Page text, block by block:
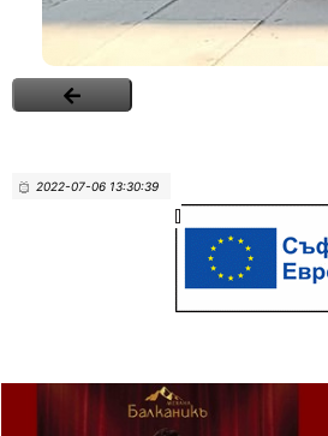
2022-07-06 13:30:39